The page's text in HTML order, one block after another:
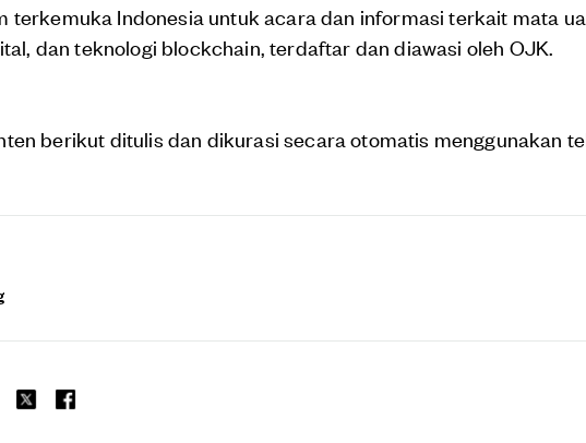
terkemuka Indonesia untuk acara dan informasi terkait mata
dan teknologi blockchain, terdaftar dan diawasi oleh OJK.
berikut ditulis dan dikurasi secara otomatis menggunakan